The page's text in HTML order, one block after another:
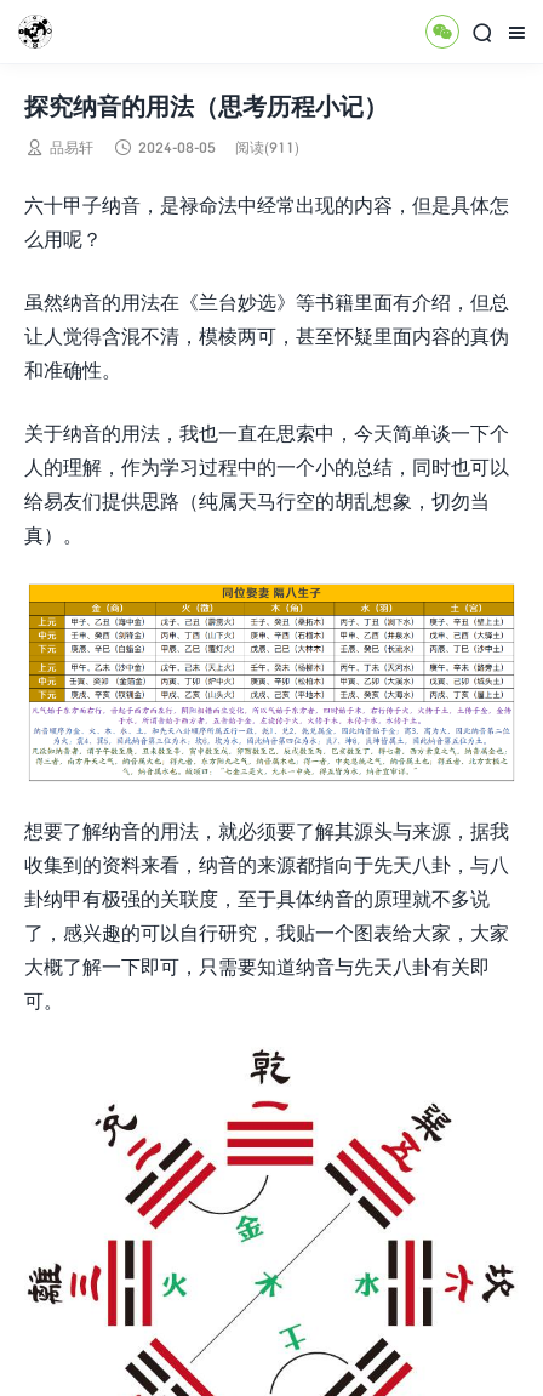



探究纳音的用法（思考历程小记）
 品易轩  2024-08-05 阅读(911)
六十甲子纳音，是禄命法中经常出现的内容，但是具体怎
么用呢？
虽然纳音的用法在《兰台妙选》等书籍里面有介绍，但总
让人觉得含混不清，模棱两可，甚至怀疑里面内容的真伪
和准确性。
关于纳音的用法，我也一直在思索中，今天简单谈一下个
人的理解，作为学习过程中的一个小的总结，同时也可以
给易友们提供思路（纯属天马行空的胡乱想象，切勿当
真）。
想要了解纳音的用法，就必须要了解其源头与来源，据我
收集到的资料来看，纳音的来源都指向于先天八卦，与八
卦纳甲有极强的关联度，至于具体纳音的原理就不多说
了，感兴趣的可以自行研究，我贴一个图表给大家，大家
大概了解一下即可，只需要知道纳音与先天八卦有关即
可。